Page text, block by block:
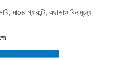
মানের গ্যারান্টি, এছাড়াও বিনামূল্যে